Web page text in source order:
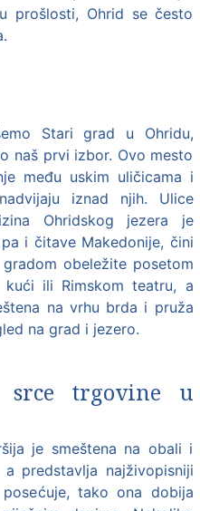
prošlosti, Ohrid se često
Stari grad u Ohridu,
naš prvi izbor. Ovo mesto
među uskim uličicama i
iznad njih. Ulice
Ohridskog jezera je
i čitave Makedonije, čini
obeležite posetom
ili Rimskom teatru, a
na vrhu brda i pruža
na grad i jezero.
srce trgovine u
je smeštena na obali i
predstavlja najživopisniji
tako ona dobija